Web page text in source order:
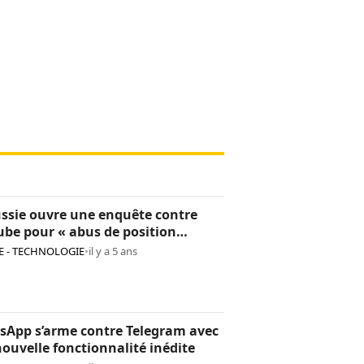
ouvre une enquête contre
pour « abus de position
»
- TECHNOLOGIE•il y a 5 ans
s’arme contre Telegram avec
fonctionnalité inédite